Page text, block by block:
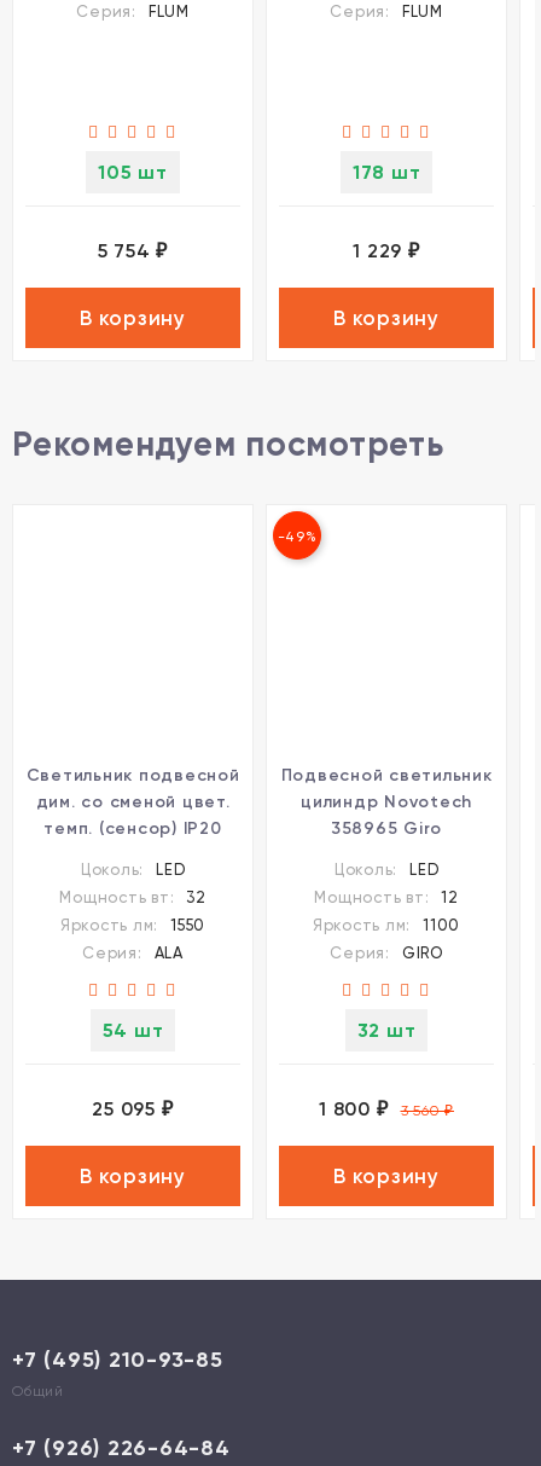
Серия: FLUM
105 шт
5 754₽
В корзину
Серия: FLUM
178 шт
1 229 ₽
В корзину
Рекомендуем посмотреть
Светильник подвесной
дим. со сменой цвет.
темп. (сенсор) IP20
Novotech ALA 359544
Цоколь:
LED
Мощность вт:
32
Яркость лм:
1550
Серия:
ALA
54 шт
25 095 ₽
В корзину
-49%
Подвесной светильник
цилиндр Novotech
358965 Giro
12W вниз + 3W вверхW
Цоколь:
LED
Мощность вт:
12
Яркость лм:
1100
Серия:
GIRO
32 шт
1 800 ₽ 3 560₽
В корзину
+7 (495) 210-93-85
Общий
+7 (926) 226-64-84